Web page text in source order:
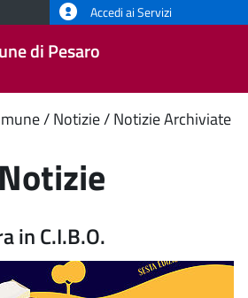
Accedi ai Servizi
di Pesaro
Notizie Notizie Archiviate
in C.I.B.O.